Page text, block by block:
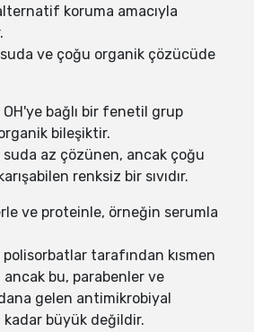
koruma amacıyla
ve çoğu organik çözücüde
bağlı bir fenetil grup
bileşiktir.
az çözünen, ancak çoğu
renksiz bir sıvıdır.
ve proteinle, örneğin serumla
tarafından kısmen
bu, parabenler ve
gelen antimikrobiyal
büyük değildir.